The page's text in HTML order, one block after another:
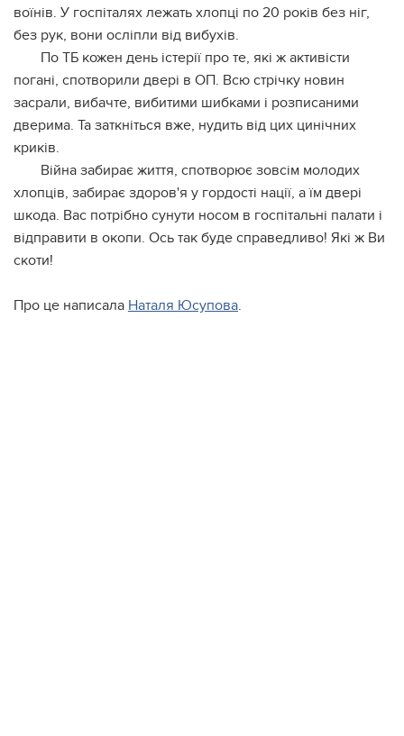
воїнів. У госпіталях лежать хлопці по 20 років без ніг,
без рук, вони осліпли від вибухів.
По ТБ кожен день істерії про те, які ж активісти
погані, спотворили двері в ОП. Всю стрічку новин
засрали, вибачте, вибитими шибками і розписаними
дверима. Та заткніться вже, нудить від цих цинічних
криків.
Війна забирає життя, спотворює зовсім молодих
хлопців, забирає здоров'я у гордості нації, а їм двері
шкода. Вас потрібно сунути носом в госпітальні палати і
відправити в окопи. Ось так буде справедливо! Які ж Ви
скоти!
Про це написала Наталя Юсупова.